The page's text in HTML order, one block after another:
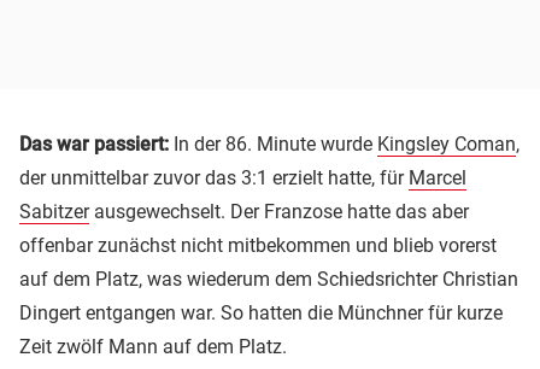
Das war passiert: In der 86. Minute wurde Kingsley Coman,
der unmittelbar zuvor das 3:1 erzielt hatte, für Marcel
Sabitzerausgewechselt. Der Franzose hatte das aber
offenbar zunächst nicht mitbekommen und blieb vorerst
auf dem Platz, was wiederum dem Schiedsrichter Christian
Dingert entgangen war. So hatten die Münchner für kurze
Zeit zwölf Mann auf dem Platz.